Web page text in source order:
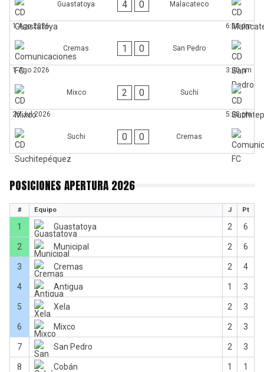
Guastatoya 4 0 Malacateco
1 Ago 2026 6:00 pm
Cremas 1 0 San Pedro
1 Ago 2026 3:00 pm
Mixco 2 0 Suchi
26 Jul 2026 5:00 pm
Suchi 0 0 Cremas
POSICIONES APERTURA 2026
# Equipo J Pt
1 Guastatoya 2 6
2 Municipal 2 6
3 Cremas 2 4
4 Antigua 1 3
5 Xela 2 3
6 Mixco 2 3
7 San Pedro 2 3
8 Cobán 1 1